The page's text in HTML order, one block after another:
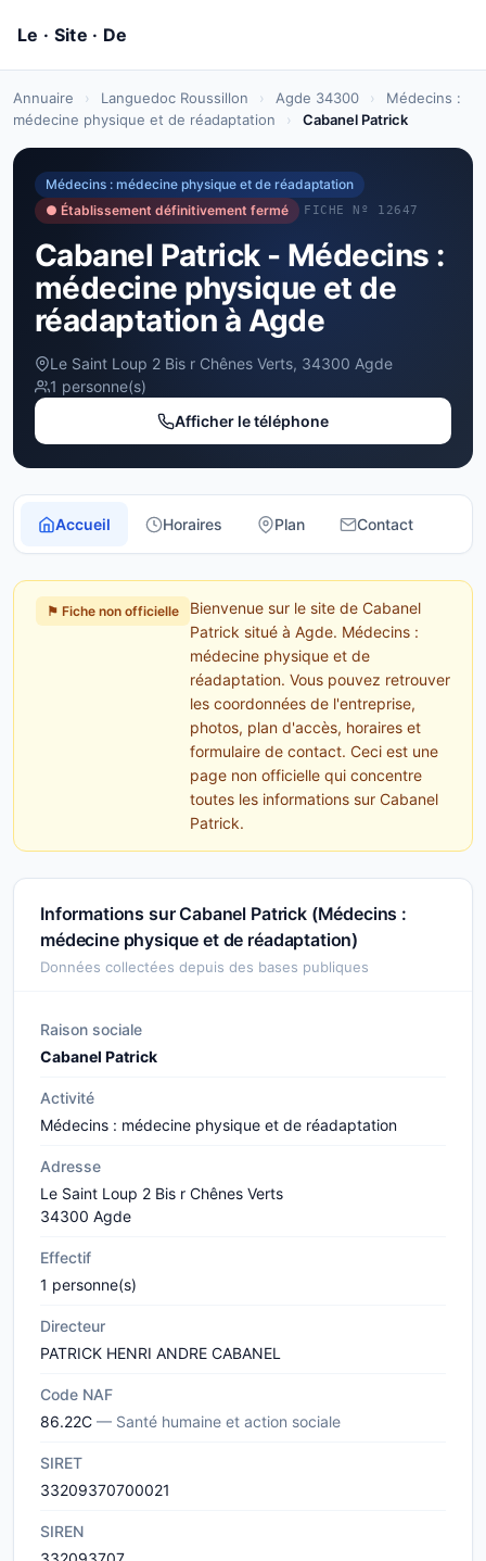
Annuaire › Languedoc Roussillon › Agde 34300 ›
Médecins :
médecine physique et de réadaptation
› Cabanel Patrick
Médecins : médecine physique et de réadaptation
● Établissement définitivement fermé
FICHE Nº 12647
Cabanel Patrick - Médecins :
médecine physique et de
réadaptation à Agde
Le Saint Loup 2 Bis r Chênes Verts, 34300 Agde
1 personne(s)
Afficher le téléphone
Accueil Horaires Plan Contact
⚑ Fiche non officielle
Bienvenue sur le site de Cabanel
Patrick situé à Agde. Médecins :
médecine physique et de
réadaptation. Vous pouvez retrouver
les coordonnées de l'entreprise,
photos, plan d'accès, horaires et
formulaire de contact. Ceci est une
page non officielle qui concentre
toutes les informations sur Cabanel
Patrick.
Informations sur Cabanel Patrick (Médecins :
médecine physique et de réadaptation)
Données collectées depuis des bases publiques
Raison sociale
Cabanel Patrick
Activité
Médecins : médecine physique et de réadaptation
Adresse
Le Saint Loup 2 Bis r Chênes Verts
34300 Agde
Effectif
1 personne(s)
Directeur
PATRICK HENRI ANDRE CABANEL
Code NAF
86.22C — Santé humaine et action sociale
SIRET
33209370700021
SIREN